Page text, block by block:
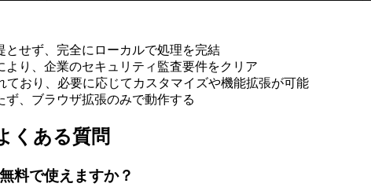
せず、完全にローカルで処理を完結
より、企業のセキュリティ監査要件をクリア
ており、必要に応じてカスタマイズや機能拡張が可能
ず、ブラウザ拡張のみで動作する
くある質問
料で使えますか？